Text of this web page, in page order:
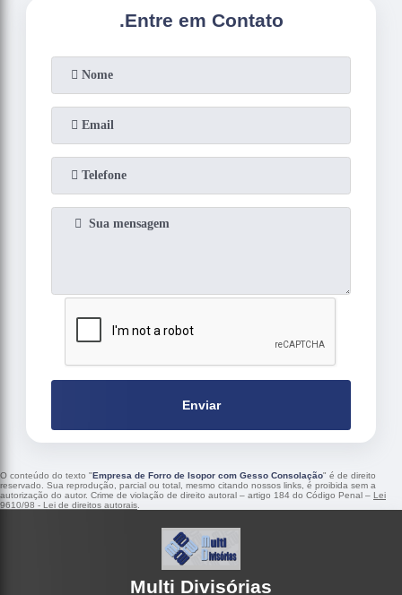
.Entre em Contato
Enviar
O conteúdo do texto "Empresa de Forro de Isopor com Gesso Consolação" é de direito
reservado. Sua reprodução, parcial ou total, mesmo citando nossos links, é proibida sem a
autorização do autor. Crime de violação de direito autoral – artigo 184 do Código Penal – Lei
9610/98 - Lei de direitos autorais
Multi Divisórias